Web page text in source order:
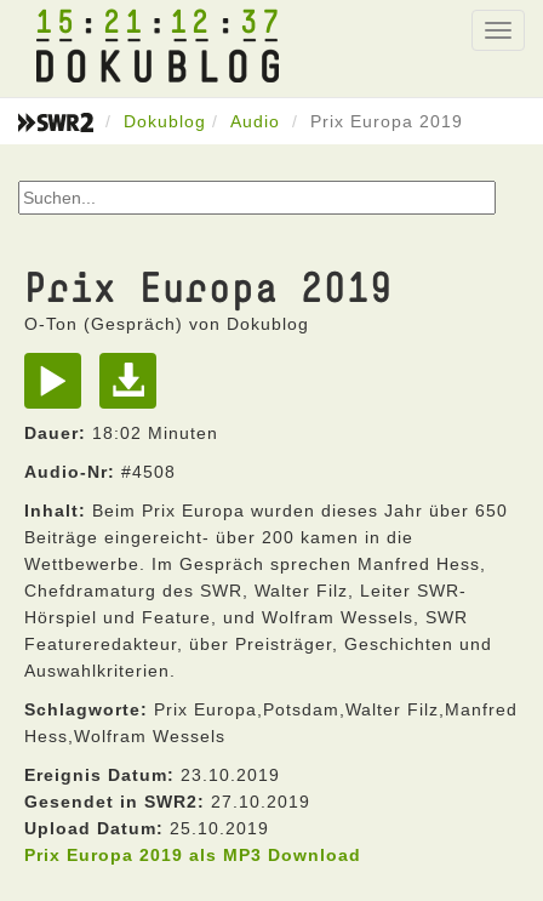
15 21 12 37
Dokublog Audio Prix Europa 2019
Prix Europa 2019
O-Ton (Gespräch) von Dokublog
Dauer: 18:02 Minuten
Audio-Nr: #4508
Inhalt: Beim Prix Europa wurden dieses Jahr über 650
Beiträge eingereicht- über 200 kamen in die
Wettbewerbe. Im Gespräch sprechen Manfred Hess,
Chefdramaturg des SWR, Walter Filz, Leiter SWR-
Hörspiel und Feature, und Wolfram Wessels, SWR
Featureredakteur, über Preisträger, Geschichten und
Auswahlkriterien.
Schlagworte: Prix Europa,Potsdam,Walter Filz,Manfred
Hess,Wolfram Wessels
Ereignis Datum: 23.10.2019
Gesendet in SWR2: 27.10.2019
Upload Datum: 25.10.2019
Prix Europa 2019 als MP3 Download